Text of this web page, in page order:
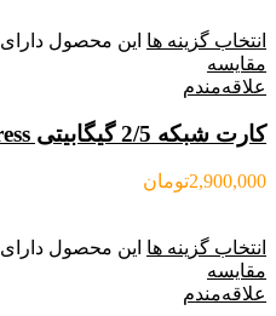
انتخاب گزینه ها این محصول
مقایسه
علاقه‌مندم
کارت شبکه 2/5 گیگابیتی PCI Express دی لینک مدلDLINK DGE-562T
2,900,000تومان
انتخاب گزینه ها این محصول
مقایسه
علاقه‌مندم